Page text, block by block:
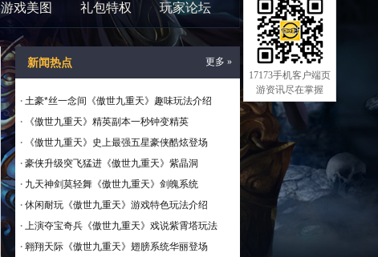
游戏美图 礼包特权 玩家论坛
新闻热点
· 土豪*丝一念间《傲世九重天》趣味玩法介绍
· 《傲世九重天》精英副本一秒钟变精英
· 《傲世九重天》史上最强五星豪侠酷炫登场
· 豪侠升级突飞猛进《傲世九重天》紫晶洞
· 九天神剑莫轻舞《傲世九重天》剑魄系统
· 休闲耐玩《傲世九重天》游戏特色玩法介绍
· 上演夺宝奇兵《傲世九重天》戏说紫霄塔玩法
· 翱翔天际《傲世九重天》翅膀系统华丽登场
更多 »
17173手机客户端页
游资讯尽在掌握